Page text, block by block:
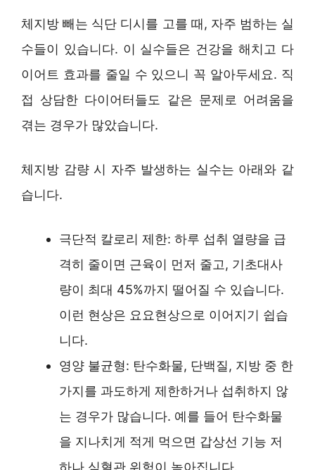
체지방 빼는 식단 디시를 고를 때, 자주 범하는 실
수들이 있습니다. 이 실수들은 건강을 해치고 다
이어트 효과를 줄일 수 있으니 꼭 알아두세요. 직
접 상담한 다이어터들도 같은 문제로 어려움을
겪는 경우가 많았습니다.
체지방 감량 시 자주 발생하는 실수는 아래와 같
습니다.
극단적 칼로리 제한: 하루 섭취 열량을 급
격히 줄이면 근육이 먼저 줄고, 기초대사
량이 최대 45%까지 떨어질 수 있습니다.
이런 현상은 요요현상으로 이어지기 쉽습
니다.
영양 불균형: 탄수화물, 단백질, 지방 중 한
가지를 과도하게 제한하거나 섭취하지 않
는 경우가 많습니다. 예를 들어 탄수화물
을 지나치게 적게 먹으면 갑상선 기능 저
하나 심혈관 위험이 높아집니다.